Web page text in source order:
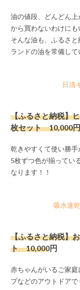
油の値段、どんどん
から買わないわけに
そんな油も、ふるさ
ランドの油を常備して
日清
【ふるさと納税】
枚セット 10,000円
乾きやすくて使い勝手
5枚ずつ色が揃ってい
なります！！
吸水速
【ふるさと納税】
ト 10,000円
赤ちゃんがいるご家
プなどのアウトドア